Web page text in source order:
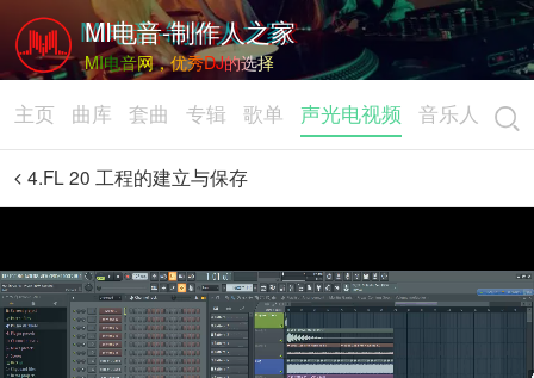
MI电音-制作人之家
MI电音网，优秀DJ的选择
主页 曲库 套曲 专辑 歌单 声光电视频 音乐人
4.FL 20 工程的建立与保存